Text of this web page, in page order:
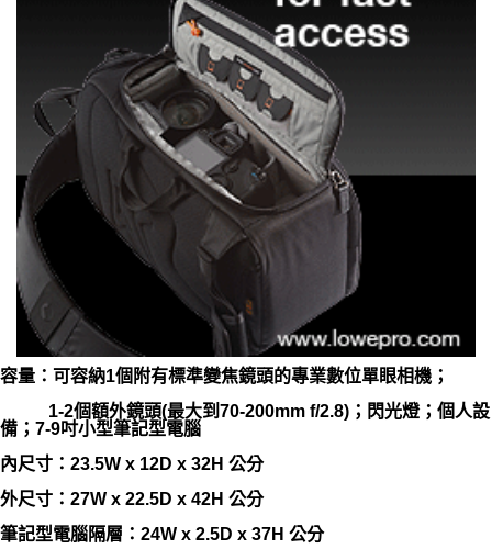
容量：可容納1個附有標準變焦鏡頭的專業數位單眼相機；
1-2個額外鏡頭(最大到70-200mm f/2.8)；閃光燈；個人設
備；7-9吋小型筆記型電腦
內尺寸：23.5W x 12D x 32H 公分
外尺寸：27W x 22.5D x 42H 公分
筆記型電腦隔層：24W x 2.5D x 37H 公分